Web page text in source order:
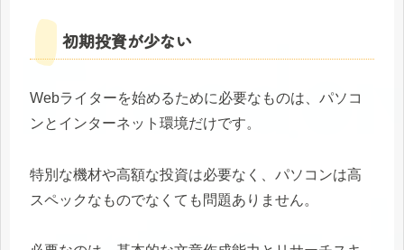
初期投資が少ない
Webライターを始めるために必要なものは、パソコ
ンとインターネット環境だけです。
特別な機材や高額な投資は必要なく、パソコンは高
スペックなものでなくても問題ありません。